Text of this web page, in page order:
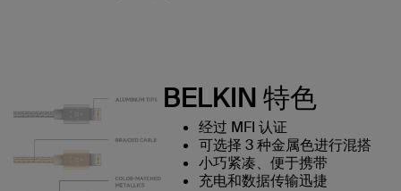
BELKIN 特色
经过 MFI 认证
可选择 3 种金属色进行混搭
小巧紧凑、便于携带
充电和数据传输迅捷